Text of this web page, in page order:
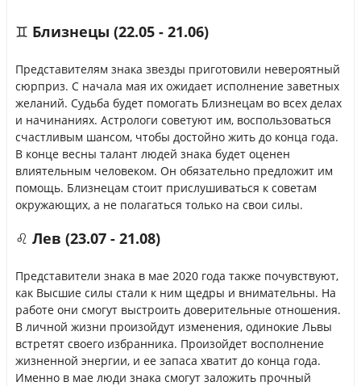
♊ Близнецы (22.05 - 21.06)
Представителям знака звезды приготовили невероятный
сюрприз. С начала мая их ожидает исполнение заветных
желаний. Судьба будет помогать Близнецам во всех делах
и начинаниях. Астрологи советуют им, воспользоваться
счастливым шансом, чтобы достойно жить до конца года.
В конце весны талант людей знака будет оценен
влиятельным человеком. Он обязательно предложит им
помощь. Близнецам стоит прислушиваться к советам
окружающих, а не полагаться только на свои силы.
♌ Лев (23.07 - 21.08)
Представители знака в мае 2020 года также почувствуют,
как Высшие силы стали к ним щедры и внимательны. На
работе они смогут выстроить доверительные отношения.
В личной жизни произойдут изменения, одинокие Львы
встретят своего избранника. Произойдет восполнение
жизненной энергии, и ее запаса хватит до конца года.
Именно в мае люди знака смогут заложить прочный